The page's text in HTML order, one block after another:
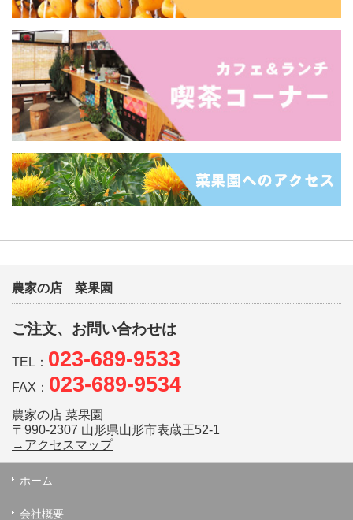
農家の店 菜果園
ご注文、お問い合わせは
TEL： 023-689-9533
FAX： 023-689-9534
農家の店 菜果園
〒990-2307 山形県山形市表蔵王52-1
→アクセスマップ
ホーム
会社概要